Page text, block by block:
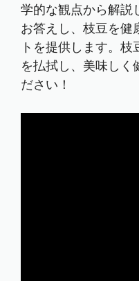
学的な観点から解説
お答えし、枝豆を健
トを提供します。
を払拭し、美味しく
ださい！